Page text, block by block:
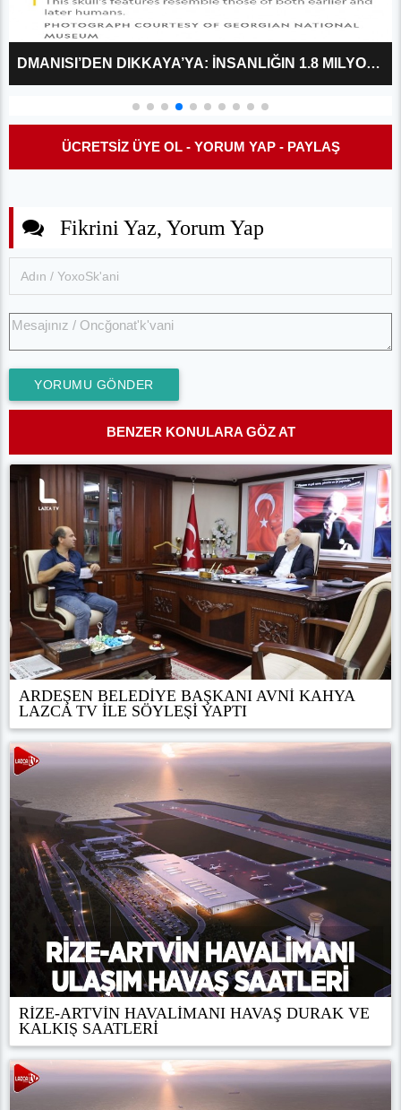
DMANISI’DEN DIKKAYA’YA: İNSANLIĞIN 1.8 MILYON YILLIK MÜHENDISLIK SERÜVENI
ÜCRETSİZ ÜYE OL - YORUM YAP - PAYLAŞ
Fikrini Yaz, Yorum Yap
YORUMU GÖNDER
BENZER KONULARA GÖZ AT
ARDEŞEN BELEDİYE BAŞKANI AVNİ KAHYA
LAZCA TV İLE SÖYLEŞİ YAPTI
RİZE-ARTVİN HAVALİMANI HAVAŞ DURAK VE
KALKIŞ SAATLERİ